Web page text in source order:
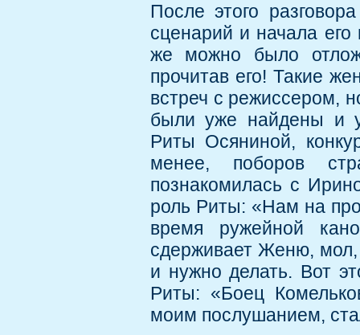
После этого
сценарий и начала
же можно было
прочитав его! Такие
встреч с режиссером,
были уже найдены и
Риты Осяниной,
менее, поборов
познакомилась с
роль Риты: «Нам на
время ружейной
сдерживает Женю, мол,
и нужно делать. Вот
Риты: «Боец
моим послушанием,